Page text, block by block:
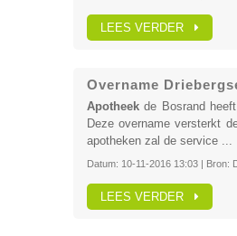
LEES VERDER
Overname
Apotheekde Bosrand
Deze overname versterkt
apotheken zal de service ...
Datum: 10-11-2016 13:03| Bron:
LEES VERDER